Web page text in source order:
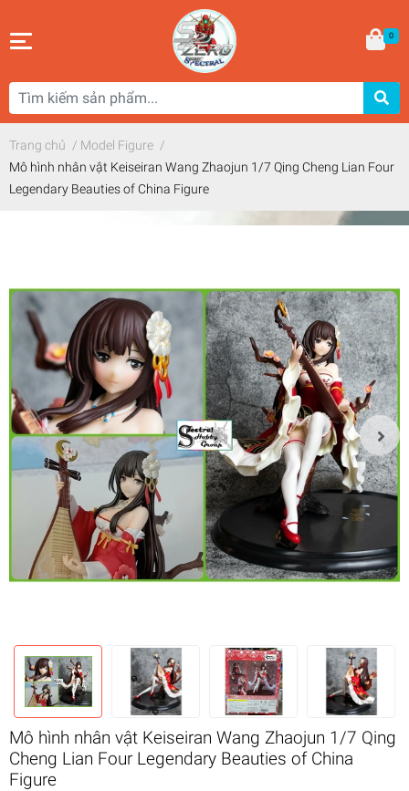
0
Trang chủ / Model Figure /
Mô hình nhân vật Keiseiran Wang Zhaojun 1/7 Qing Cheng Lian Four
Legendary Beauties of China Figure
Mô hình nhân vật Keiseiran Wang Zhaojun 1/7 Qing
Cheng Lian Four Legendary Beauties of China
Figure